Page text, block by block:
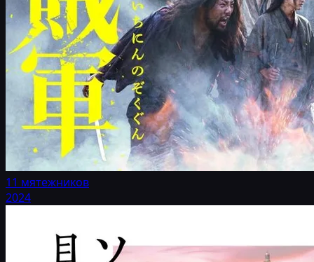
11 мятежников
2024